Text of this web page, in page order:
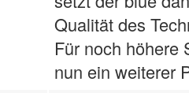
Qualität des
Für noch höhere
nun ein weiterer